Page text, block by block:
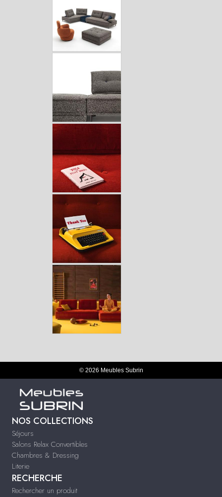
© 2026 Meubles Subrin
NOS COLLECTIONS
Séjours
Salons Relax Convertibles
Chambres & Dressing
Literie
RECHERCHE
Rechercher un produit